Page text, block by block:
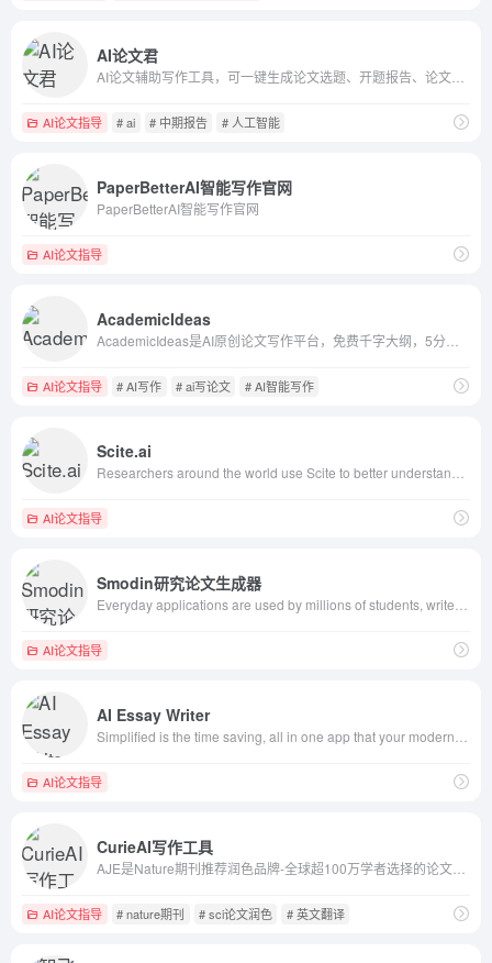
AI论文君
AI论文指导 # ai # 中期报告 # 人工智能
PaperBetterAI智能写作官网
PaperBetterAI智能写作官网
AI论文指导
AcademicIdeas
AI论文指导 # AI写作 # ai写论文 # AI智能写作
Scite.ai
AI论文指导
Smodin研究论文生成器
AI论文指导
AI Essay Writer
AI论文指导
CurieAI写作工具
AI论文指导 # nature期刊 # sci论文润色 # 英文翻译